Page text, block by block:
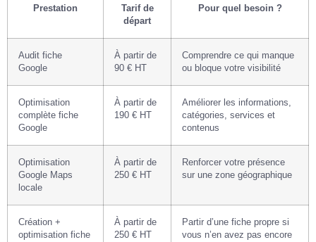
Prestation
Tarif de
départ
Pour quel besoin ?
Audit fiche
Google
À partir de
90 € HT
Comprendre ce qui manque
ou bloque votre visibilité
Optimisation
complète fiche
Google
À partir de
190 € HT
Améliorer les informations,
catégories, services et
contenus
Optimisation
Google Maps
locale
À partir de
250 € HT
Renforcer votre présence
sur une zone géographique
Création +
optimisation fiche
À partir de
250 € HT
Partir d’une fiche propre si
vous n’en avez pas encore